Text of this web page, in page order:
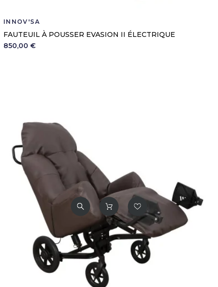
INNOV'SA
FAUTEUIL À POUSSER EVASION II ÉLECTRIQUE
850,00 €